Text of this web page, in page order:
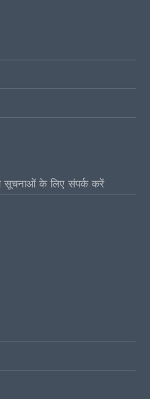
सूचनाओं के लिए संपर्क करें